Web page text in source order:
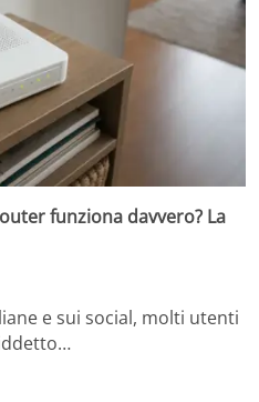
funziona davvero? La
e sui social, molti utenti